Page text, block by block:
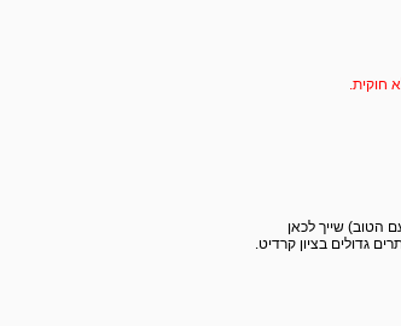
חוקית.
הטוב) שייך לכאן
גדולים בציון קרדיט.